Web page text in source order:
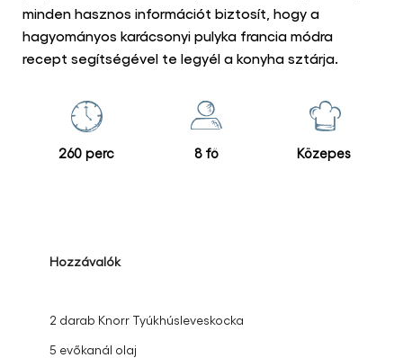
minden hasznos információt biztosít, hogy a
hagyományos karácsonyi pulyka francia módra
recept segítségével te legyél a konyha sztárja.
260 perc 8 fő Közepes
Hozzávalók
2 darab Knorr Tyúkhúsleveskocka
5 evőkanál olaj